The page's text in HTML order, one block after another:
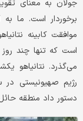
جولان به معنای
برخوردار است. ما
موافقت کابینه
است که تنها چند
می‌گذرد. نتانیاهو
دستور داد منطقه